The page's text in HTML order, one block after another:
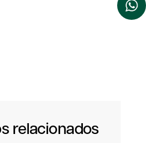
relacionados